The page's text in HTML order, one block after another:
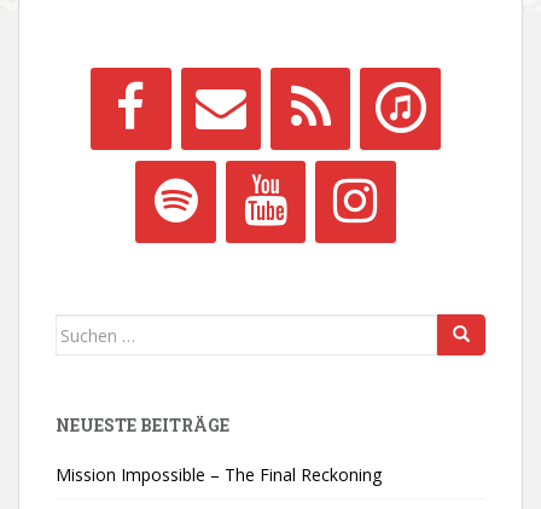
Suchen
NEUESTE BEITRÄGE
Mission Impossible – The Final Reckoning